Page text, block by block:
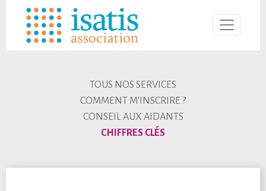
TOUS NOS SERVICES
COMMENT M'INSCRIRE ?
CONSEIL AUX AIDANTS
CHIFFRES CLÉS